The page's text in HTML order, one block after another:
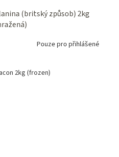
(britský způsob) 2kg
Pouze pro přihlášené
2kg (frozen)